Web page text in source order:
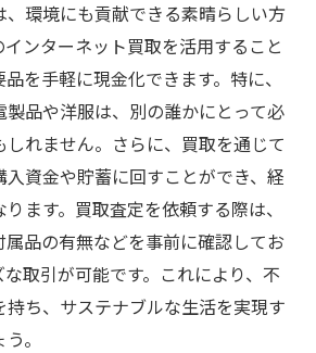
環境にも貢献できる素晴らしい方
ンターネット買取を活用すること
を手軽に現金化できます。特に、
品や洋服は、別の誰かにとって必
れません。さらに、買取を通じて
資金や貯蓄に回すことができ、経
ます。買取査定を依頼する際は、
品の有無などを事前に確認してお
取引が可能です。これにより、不
ち、サステナブルな生活を実現す
。